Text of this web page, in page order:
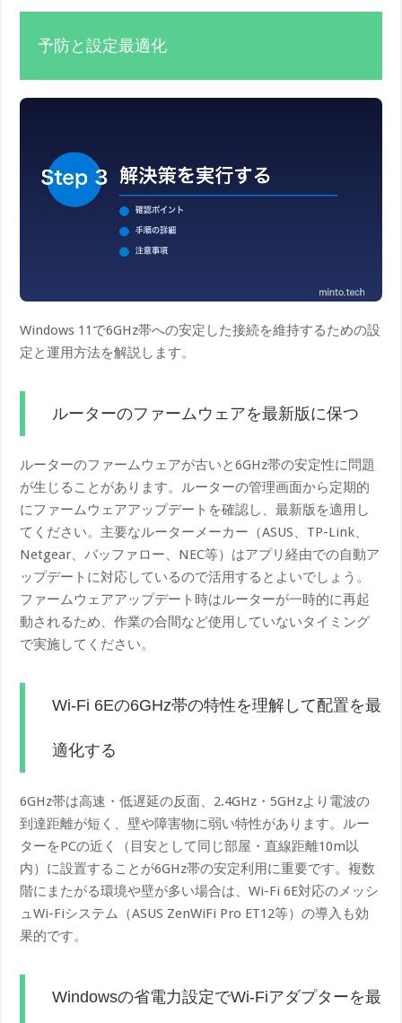
予防と設定最適化
Windows 11で6GHz帯への安定した接続を維持するための設
定と運用方法を解説します。
ルーターのファームウェアを最新版に保つ
ルーターのファームウェアが古いと6GHz帯の安定性に問題
が生じることがあります。ルーターの管理画面から定期的
にファームウェアアップデートを確認し、最新版を適用し
てください。主要なルーターメーカー（ASUS、TP-Link、
Netgear、バッファロー、NEC等）はアプリ経由での自動ア
ップデートに対応しているので活用するとよいでしょう。
ファームウェアアップデート時はルーターが一時的に再起
動されるため、作業の合間など使用していないタイミング
で実施してください。
Wi-Fi 6Eの6GHz帯の特性を理解して配置を最
適化する
6GHz帯は高速・低遅延の反面、2.4GHz・5GHzより電波の
到達距離が短く、壁や障害物に弱い特性があります。ルー
ターをPCの近く（目安として同じ部屋・直線距離10m以
内）に設置することが6GHz帯の安定利用に重要です。複数
階にまたがる環境や壁が多い場合は、Wi-Fi 6E対応のメッシ
ュWi-Fiシステム（ASUS ZenWiFi Pro ET12等）の導入も効
果的です。
Windowsの省電力設定でWi-Fiアダプターを最